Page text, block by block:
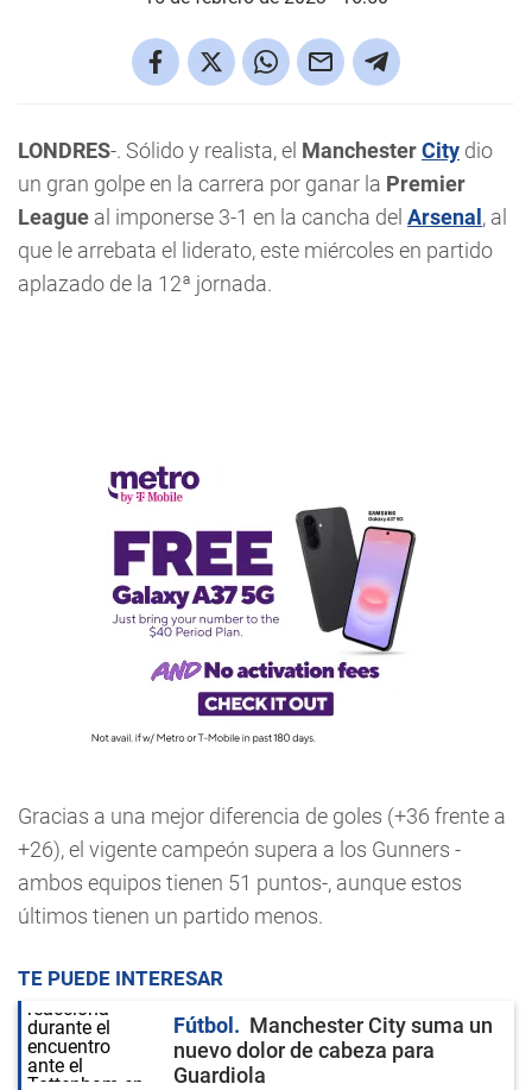
LONDRES-. Sólido y realista, el ManchesterCity dio
un gran golpe en la carrera por ganar la Premier
League al imponerse 3-1 en la cancha del Arsenal , al
que le arrebata el liderato, este miércoles en partido
aplazado de la 12ª jornada.
Gracias a una mejor diferencia de goles (+36 frente a
+26), el vigente campeón supera a los Gunners -
ambos equipos tienen 51 puntos-, aunque estos
últimos tienen un partido menos.
TE PUEDE INTERESAR
Fútbol
Manchester City suma un
nuevo dolor de cabeza para
Guardiola